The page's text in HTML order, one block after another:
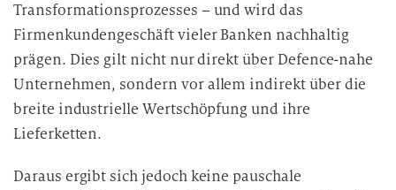
Transformationsprozesses – und wird das
Firmenkundengeschäft vieler Banken nachhaltig
prägen. Dies gilt nicht nur direkt über Defence-nahe
Unternehmen, sondern vor allem indirekt über die
breite industrielle Wertschöpfung und ihre
Lieferketten.
Daraus ergibt sich jedoch keine pauschale